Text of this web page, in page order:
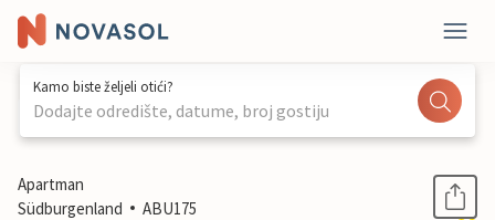
Kamo biste željeli otići?
Dodajte odredište, datume, broj gostiju
1 / 28
Apartman
Südburgenland
ABU175